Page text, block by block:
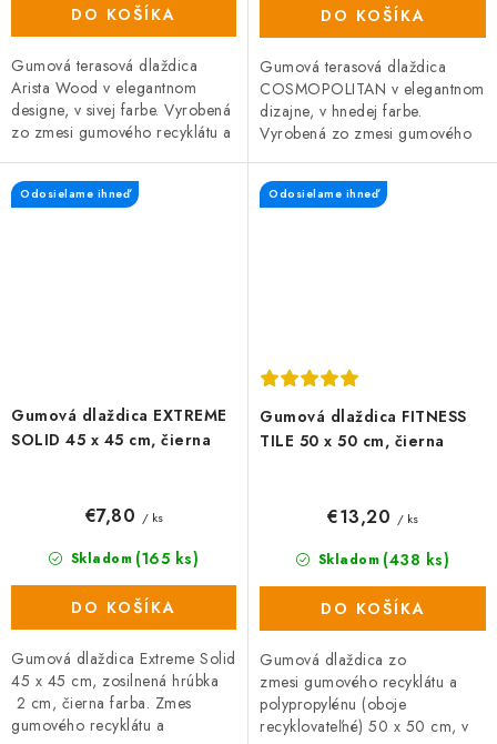
DO KOŠÍKA
Gumová terasová dlaždica
Arista Wood v elegantnom
designe, v sivej farbe. Vyrobená
zo zmesi gumového recyklátu a
vysokú odolnosť a dlhú...
DO KOŠÍKA
Gumová terasová dlaždica
COSMOPOLITAN v elegantnom
dizajne, v hnedej farbe.
Vyrobená zo zmesi gumového
zaručuje vysokú odolnosť a
dlhú...
Gumová dlaždica EXTREME
SOLID 45 x 45 cm, čierna
Odosielame ihneď
Skladom (165 ks)
€7,80 / ks
DO KOŠÍKA
Gumová dlaždica Extreme Solid
45 x 45 cm, zosilnená hrúbka
2 cm, čierna farba. Zmes
gumového recyklátu a
Gumová dlaždica FITNESS
TILE 50 x 50 cm, čierna
Odosielame ihneď
Skladom (438 ks)
€13,20 / ks
DO KOŠÍKA
Gumová dlaždica zo
zmesi gumového recyklátu a
polypropylénu (oboje
recyklovateľné) 50 x 50 cm, v